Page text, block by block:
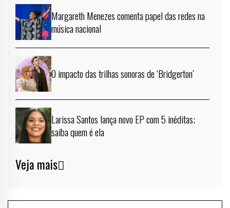
Margareth Menezes comenta papel das redes na
música nacional
O impacto das trilhas sonoras de ‘Bridgerton’
Larissa Santos lança novo EP com 5 inéditas;
saiba quem é ela
Veja mais